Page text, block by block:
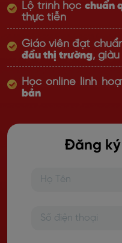
Lộ trình học chuẩn
thực tiễn
Giáo viên đạt
đầu thị trường,
Học online linh
bản
Đăng